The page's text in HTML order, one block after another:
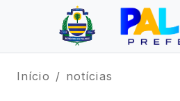
Início notícias